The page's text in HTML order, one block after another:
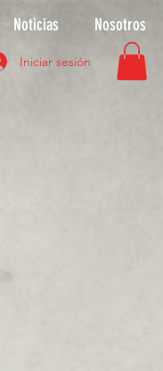
Noticias Nosotros
Iniciar sesión